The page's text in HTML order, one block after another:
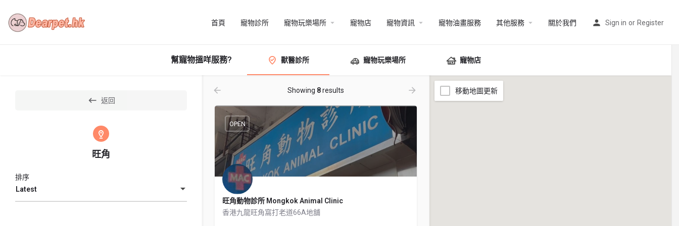
首頁 寵物診所 寵物玩樂場所 寵物店 寵物資訊 寵物油畫服務 其他服務 關於我們 Sign in or Register
幫寵物搵咩服務? 獸醫診所 寵物玩樂場所 寵物店
返回
旺角
Latest
排序
Showing 8results
旺角動物診所 Mongkok Animal Clinic
香港九龍旺角窩打老道66A地舖
OPEN
移動地圖更新